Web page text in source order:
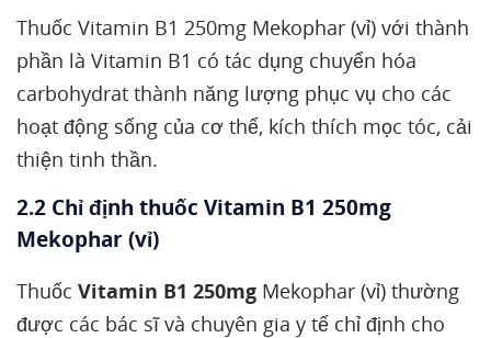
Thuốc Vitamin B1 250mg Mekophar (vỉ) với thành
phần là Vitamin B1 có tác dụng chuyển hóa
carbohydrat thành năng lượng phục vụ cho các
hoạt động sống của cơ thể, kích thích mọc tóc, cải
thiện tinh thần.
2.2 Chỉ định thuốc Vitamin B1 250mg
Mekophar (vỉ)
Thuốc Vitamin B1 250mg Mekophar (vỉ) thường
được các bác sĩ và chuyên gia y tế chỉ định cho